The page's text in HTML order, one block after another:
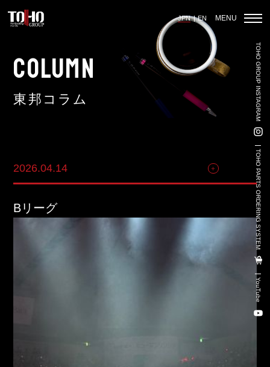
JPN EN MENU
中古車販売事業
TOHO GROUP INSTAGRAM
TOHO PARTS ORDERING SYSTEM
YouTube
COLUMN
東邦コラム
2026.04.14 その他
Bリーグ